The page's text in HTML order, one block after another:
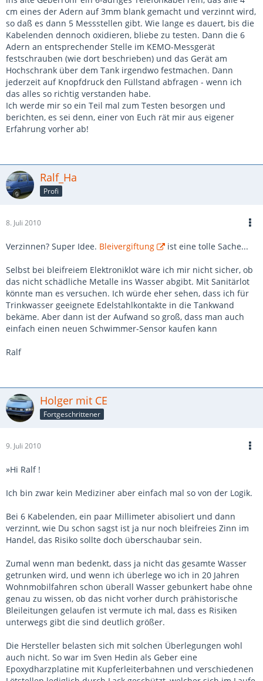
müsste, um die
einzelnen Füllstandspositionen zu definieren.
Beim meinem California Exclusive stelle ich mir das nicht
gerade einfach
vor.
Der Inhalt verläuft wegen der ungleichmäßigen Tankform
nicht linear, so
dass das in eine ziemlich Fummelei ausarten würde.
Außerdem, wie bekommt man die Kabelenden an der
geeignete
Kontakte anbringen, was im dünnen Rohr nicht ganz einfach
ist.
Füllstandsanzeige
Grüße! Holger
cm eines der Adern auf 3mm blank gemacht und verzinnt wird,
so daß es dann 5 Messstellen gibt. Wie lange es dauert, bis die
Kabelenden dennoch oxidieren, bliebe zu testen. Dann die 6
Adern an entsprechender Stelle im KEMO-Messgerät
festschrauben (wie dort beschrieben) und das Gerät am
Hochschrank über dem Tank irgendwo festmachen. Dann
jederzeit auf Knopfdruck den Füllstand abfragen - wenn ich
das alles so richtig verstanden habe.
Ich werde mir so ein Teil mal zum Testen besorgen und
berichten, es sei denn, einer von Euch rät mir aus eigener
Erfahrung vorher ab!
Ralf_Ha
Profi
8. Juli 2010
Verzinnen? Super Idee. Bleivergiftung ist eine tolle Sache...
Selbst bei bleifreiem Elektroniklot wäre ich mir nicht sicher, ob
das nicht schädliche Metalle ins Wasser abgibt. Mit Sanitärlot
könnte man es versuchen. Ich würde eher sehen, dass ich für
Trinkwasser geeignete Edelstahlkontakte in die Tankwand
bekäme. Aber dann ist der Aufwand so groß, dass man auch
einfach einen neuen Schwimmer-Sensor kaufen kann
Ralf
Holger mit CE
Fortgeschrittener
9. Juli 2010
»Hi Ralf !
Ich bin zwar kein Mediziner aber einfach mal so von der Logik.
Bei 6 Kabelenden, ein paar Millimeter abisoliert und dann
verzinnt, wie Du schon sagst ist ja nur noch bleifreies Zinn im
Handel, das Risiko sollte doch überschaubar sein.
Zumal wenn man bedenkt, dass ja nicht das gesamte Wasser
getrunken wird, und wenn ich überlege wo ich in 20 Jahren
Wohnmobilfahren schon überall Wasser gebunkert habe ohne
genau zu wissen, ob das nicht vorher durch prähistorische
Bleileitungen gelaufen ist vermute ich mal, dass es Risiken
unterwegs gibt die sind deutlich größer.
Die Hersteller belasten sich mit solchen Überlegungen wohl
auch nicht. So war im Sven Hedin als Geber eine
Epoxydharzplatine mit Kupferleiterbahnen und verschiedenen